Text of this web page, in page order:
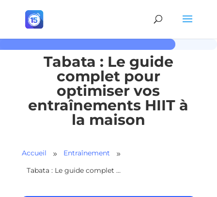
Tabata : Le guide
complet pour
optimiser vos
entraînements HIIT à
la maison
Accueil 9 Entraînement 9
Tabata : Le guide complet pour optimiser vos entraînements HIIT à la maison